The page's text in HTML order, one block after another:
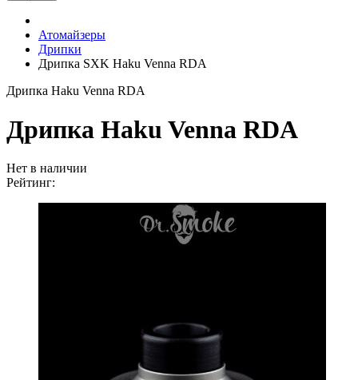
Атомайзеры
Дрипки
Дрипка SXK Haku Venna RDA
Дрипка Haku Venna RDA
Дрипка Haku Venna RDA
Нет в наличии
Рейтинг: